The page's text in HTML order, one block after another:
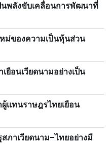
นพลังขับเคลื่อนการพัฒนาที่
ม่ของความเป็นหุ้นส่วน
ยือนเวียดนามอย่างเป็น
แทนราษฎรไทยเยือน
ภาเวียดนาม–ไทยอย่างมี